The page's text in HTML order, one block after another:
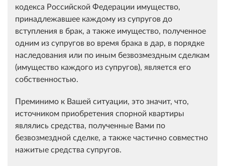
кодекса Российской Федерации имущество,
принадлежавшее каждому из супругов до
вступления в брак, а также имущество, полученное
одним из супругов во время брака в дар, в порядке
наследования или по иным безвозмездным сделкам
(имущество каждого из супругов), является его
собственностью.
Преминимо к Вашей ситуации, это значит, что,
источником приобретения спорной квартиры
являлись средства, полученные Вами по
безвозмездной сделке, а также частично совместно
нажитые средства супругов.